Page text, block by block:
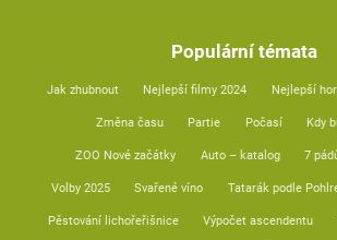
Populární témata
Jak zhubnout Nejlepší filmy 2024 Nejlepší
Změna času Partie Počasí Kdy
ZOO Nové začátky Auto – katalog 7
Volby 2025 Svařené víno Tatarák podle
Pěstování lichořeřišnice Výpočet ascendentu